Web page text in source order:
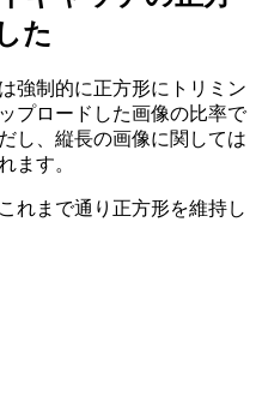
た
強制的に正方形にトリミン
プロードした画像の比率で
し、縦長の画像に関しては
ます。
れまで通り正方形を維持し